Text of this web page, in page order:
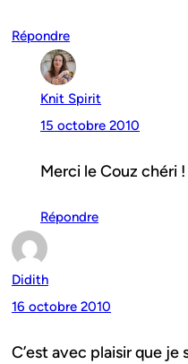
Répondre
Knit Spirit
15 octobre 2010
Merci le Couz chéri !
Répondre
Didith
16 octobre 2010
C’est avec plaisir que je